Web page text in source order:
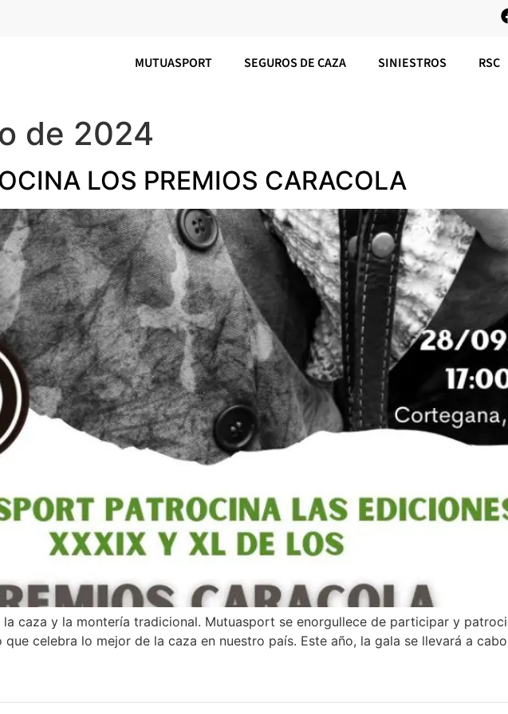
MUTUASPORT SEGUROS DE CAZA SINIESTROS RSC
de 2024
LOS PREMIOS CARACOLA
caza y la montería tradicional. Mutuasport se enorgullece de participar y
celebra lo mejor de la caza en nuestro país. Este año, la gala se llevará a